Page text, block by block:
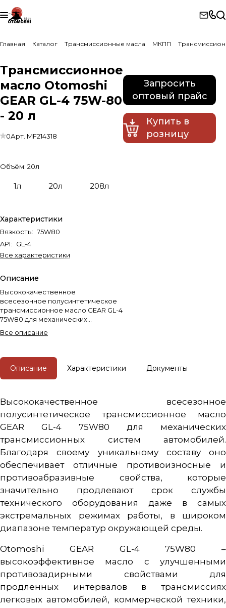
Главная Каталог Трансмиссионные масла МКПП
Трансмиссионное
масло Otomoshi
GEAR GL-4 75W-80
- 20 л
0Арт. MF214318
Объём: 20л
1л 20л 208л
Характеристики
Вязкость: 75W80
API: GL-4
Все характеристики
Описание
Высококачественное
всесезонное полусинтетическое
трансмиссионное масло GEAR GL-4
75W80 для механических
автомобилей.
Все описание
Запросить
оптовый прайс
Купить в
розницу
Описание Характеристики Документы
Высококачественное всесезонное
полусинтетическое трансмиссионное масло
GEAR GL-4 75W80 для механических
трансмиссионных систем автомобилей.
Благодаря своему уникальному составу оно
обеспечивает отличные противоизносные и
противоабразивные свойства, которые
значительно продлевают срок службы
технического оборудования даже в самых
экстремальных режимах работы, в широком
диапазоне температур окружающей среды.
Otomoshi GEAR GL-4 75W80 –
высокоэффективное масло с улучшенными
противозадирными свойствами для
продленных интервалов в трансмиссиях
легковых автомобилей, коммерческой техники,